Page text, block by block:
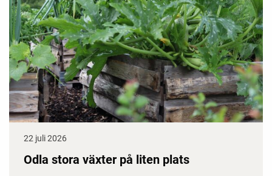
22 juli 2026
Odla stora växter på liten plats